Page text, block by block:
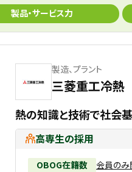
製品・サービス力
製造、プラント
三菱重工冷熱
熱の知識と技術で社会基
高専生の採用
OBOG在籍数 会員の